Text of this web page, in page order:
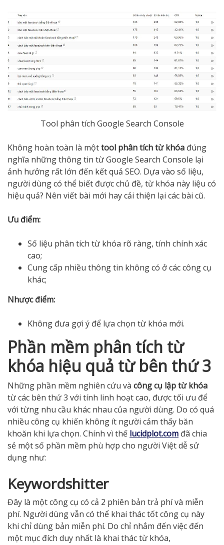
Tool phân tích Google Search Console
Không hoàn toàn là mộttool phân tích từ khóa đúng
nghĩa những thông tin từ Google Search Console lại
ảnh hưởng rất lớn đến kết quả SEO. Dựa vào số liệu,
người dùng có thể biết được chủ đề, từ khóa này liệu có
hiệu quả? Nên viết bài mới hay cải thiện lại các bài cũ.
Ưu điểm:
Số liệu phân tích từ khóa rõ ràng, tính chính xác
cao;
Cung cấp nhiều thông tin không có ở các công cụ
khác;
Nhược điểm:
Không đưa gợi ý để lựa chọn từ khóa mới.
Phần mềm phân tích từ
khóa hiệu quả từ bên thứ 3
Những phần mềm nghiên cứu và công cụ lập từ khóa
từ các bên thứ 3 với tính linh hoạt cao, được tối ưu để
với từng nhu cầu khác nhau của người dùng. Do có quá
nhiều công cụ khiến không ít người cảm thấy băn
khoăn khi lựa chọn. Chính vì thế lucidplot.com đã chia
sẻ một số phần mềm phù hợp cho người Việt dễ sử
dụng như:
Keywordshitter
Đây là một công cụ có cả 2 phiên bản trả phí và miễn
phí. Người dùng vẫn có thể khai thác tốt công cụ này
khi chỉ dùng bản miễn phí. Do chỉ nhắm đến việc đến
một mục đích duy nhất là khai thác từ khóa,